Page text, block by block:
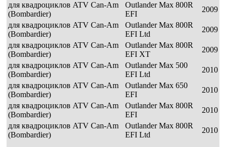
для квадроциклов ATV Can-Am
(Bombardier)
Outlander Max 800R
EFI
2009
для квадроциклов ATV Can-Am
(Bombardier)
Outlander Max 800R
EFI Ltd
2009
для квадроциклов ATV Can-Am
(Bombardier)
Outlander Max 800R
EFI XT
2009
для квадроциклов ATV Can-Am
(Bombardier)
Outlander Max 500
EFI Ltd
2010
для квадроциклов ATV Can-Am
(Bombardier)
Outlander Max 650
EFI
2010
для квадроциклов ATV Can-Am
(Bombardier)
Outlander Max 800R
EFI
2010
для квадроциклов ATV Can-Am
(Bombardier)
Outlander Max 800R
EFI Ltd
2010